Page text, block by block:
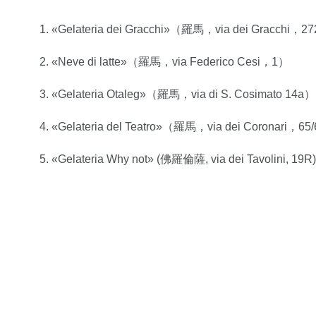
1. «Gelateria dei Gracchi»（羅馬，via dei Gracchi，
2. «Neve di latte»（羅馬，via Federico Cesi，1）
3. «Gelateria Otaleg»（羅馬，via di S. Cosimato 14a）
4. «Gelateria del Teatro»（羅馬，via dei Coronari，65/
5. «Gelateria Why not» (佛羅倫薩, via dei Tavolini, 19R)